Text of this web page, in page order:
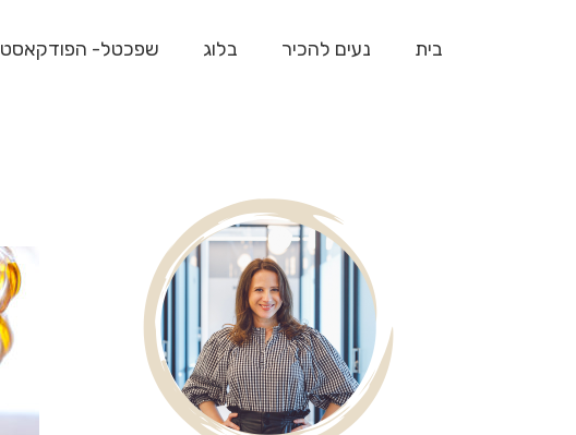
בית נעים להכיר בלוג שפכטל- הפודקאסט